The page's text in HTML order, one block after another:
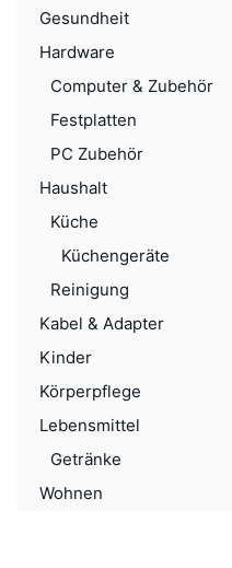
Gesundheit
Hardware
Computer & Zubehör
Festplatten
PC Zubehör
Haushalt
Küche
Küchengeräte
Reinigung
Kabel & Adapter
Kinder
Körperpflege
Lebensmittel
Getränke
Wohnen